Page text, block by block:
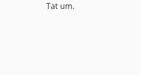
Tat um.